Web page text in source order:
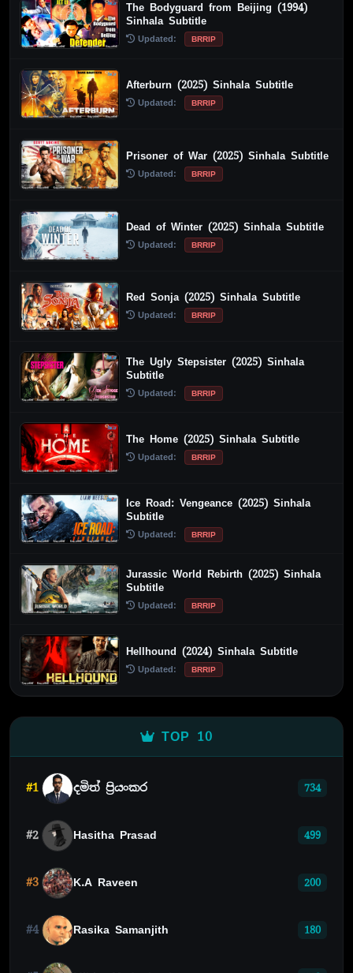
The Bodyguard from Beijing (1994)
Sinhala Subtitle
Updated: BRRIP
Afterburn (2025) Sinhala Subtitle
Updated: BRRIP
Prisoner of War (2025) Sinhala Subtitle
Updated: BRRIP
Dead of Winter (2025) Sinhala Subtitle
Updated: BRRIP
Red Sonja (2025) Sinhala Subtitle
Updated: BRRIP
The Ugly Stepsister (2025) Sinhala
Subtitle
Updated: BRRIP
The Home (2025) Sinhala Subtitle
Updated: BRRIP
Ice Road: Vengeance (2025) Sinhala
Subtitle
Updated: BRRIP
Jurassic World Rebirth (2025) Sinhala
Subtitle
Updated: BRRIP
Hellhound (2024) Sinhala Subtitle
Updated: BRRIP
TOP 10
#1 දමිත් ප්‍රියංකර 734
#2 Hasitha Prasad 499
#3 K.A Raveen 200
#4 Rasika Samanjith 180